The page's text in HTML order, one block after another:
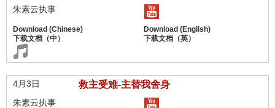
朱素云执事
4月3日 救主受难-主替我舍身
朱素云执事